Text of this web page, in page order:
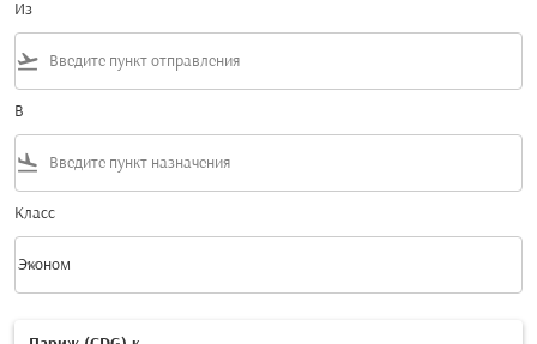
Из
flight_takeoff
В
flight_land
Класс
Класс option Эконом Selected
Эконом
keyboard_arrow_down